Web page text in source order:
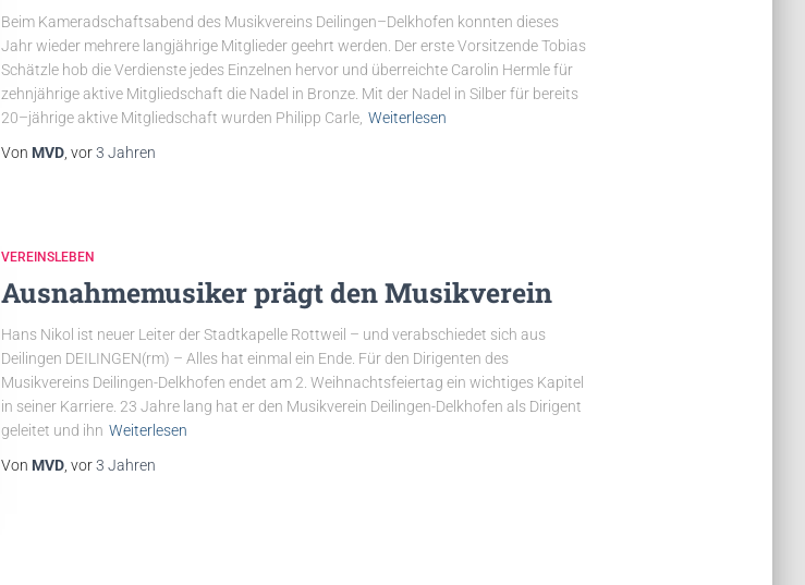
Beim Kameradschaftsabend des Musikvereins Deilingen–Delkhofen konnten dieses
Jahr wieder mehrere langjährige Mitglieder geehrt werden. Der erste Vorsitzende Tobias
Schätzle hob die Verdienste jedes Einzelnen hervor und überreichte Carolin Hermle für
zehnjährige aktive Mitgliedschaft die Nadel in Bronze. Mit der Nadel in Silber für bereits
20–jährige aktive Mitgliedschaft wurden Philipp Carle, Weiterlesen
Von MVD, vor3 Jahren
VEREINSLEBEN
Ausnahmemusiker prägt den Musikverein
Hans Nikol ist neuer Leiter der Stadtkapelle Rottweil – und verabschiedet sich aus
Deilingen DEILINGEN(rm) – Alles hat einmal ein Ende. Für den Dirigenten des
Musikvereins Deilingen-Delkhofen endet am 2. Weihnachtsfeiertag ein wichtiges Kapitel
in seiner Karriere. 23 Jahre lang hat er den Musikverein Deilingen-Delkhofen als Dirigent
geleitet und ihn Weiterlesen
Von MVD, vor3 Jahren